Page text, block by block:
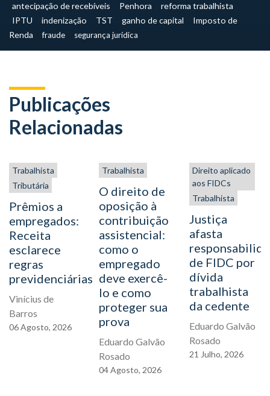
antecipação de recebíveis
Penhora
reforma trabalhista
IPTU
indenização TST ganho de capital
Imposto de
Renda
fraude segurança jurídica
Publicações
Relacionadas
Trabalhista
Tributária
Prêmios a
empregados:
Receita
esclarece
regras
previdenciárias
Vinícius de
Barros
06Agosto, 2026
Trabalhista
O direito de
oposição à
contribuição
assistencial:
como o
empregado
deve exercê-
lo e como
proteger sua
prova
Eduardo Galvão
Rosado
04Agosto, 2026
Direito aplicado
aos FIDCs
Trabalhista
Justiça
afasta
de FIDC por
dívida
trabalhista
da cedente
Eduardo Galvão
Rosado
21 Julho, 2026